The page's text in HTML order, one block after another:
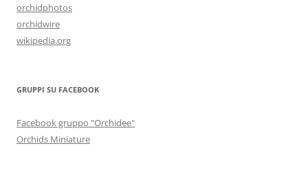
orchidphotos
orchidwire
wikipedia.org
GRUPPI SU FACEBOOK
Facebook gruppo "Orchidee"
Orchids Miniature